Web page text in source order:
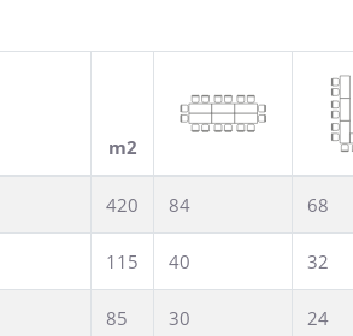
auch Incentives durchführen, denn
Incentives in Travemünde. Ob Sie
wollen – Wir richten uns ganz nach
m2
420 84 68
115 40 32
85 30 24